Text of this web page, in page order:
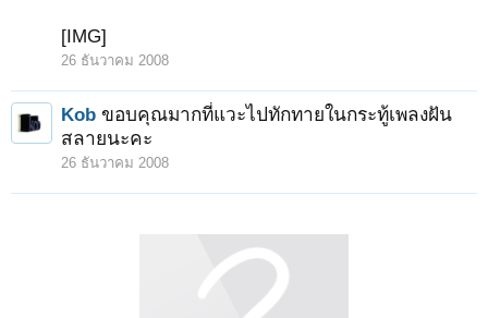
[IMG]
26 ธันวาคม 2008
Kob ขอบคุณมากที่แวะไปทักทายในกระทู้เพลงฝัน
สลายนะคะ
26 ธันวาคม 2008